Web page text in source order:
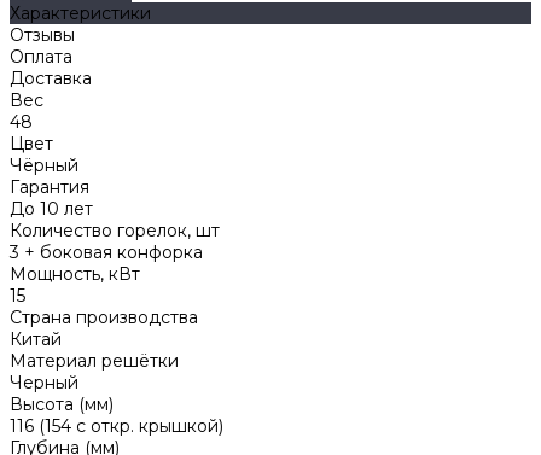
Характеристики
Отзывы
Оплата
Доставка
Вес
48
Цвет
Чёрный
Гарантия
До 10 лет
Количество горелок, шт
3 + боковая конфорка
Мощность, кВт
15
Страна производства
Китай
Материал решётки
Черный
Высота (мм)
116 (154 с откр. крышкой)
Глубина (мм)